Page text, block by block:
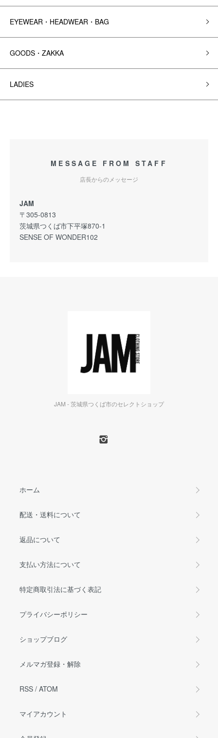
EYEWEAR・HEADWEAR・BAG
GOODS・ZAKKA
LADIES
MESSAGE FROM STAFF
店長からのメッセージ
JAM
〒305-0813
茨城県つくば市下平塚870-1
SENSE OF WONDER102
JAM - 茨城県つくば市のセレクトショップ
ホーム
配送・送料について
返品について
支払い方法について
特定商取引法に基づく表記
プライバシーポリシー
ショップブログ
メルマガ登録・解除
RSS / ATOM
マイアカウント